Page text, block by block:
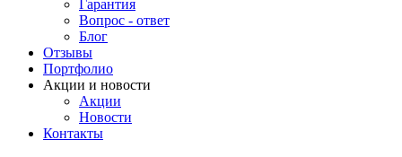
Гарантия
Вопрос - ответ
Блог
Отзывы
Портфолио
Акции и новости
Акции
Новости
Контакты